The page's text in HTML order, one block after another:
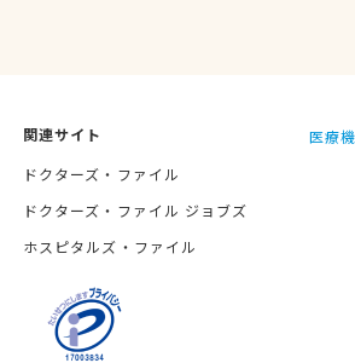
関連サイト
ドクターズ・ファイル
ドクターズ・ファイル ジョブズ
ホスピタルズ・ファイル
医療